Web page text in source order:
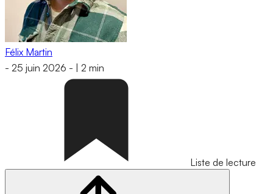
Félix Martin
- 25 juin 2026 - 2 min
Liste de lecture